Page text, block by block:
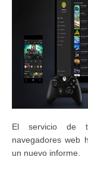
El servicio de
navegadores web
un nuevo informe.